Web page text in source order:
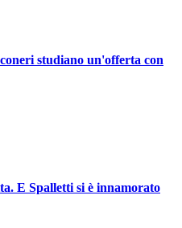
studiano un'offerta con
E Spalletti si è innamorato